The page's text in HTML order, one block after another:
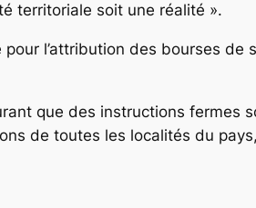
territoriale soit une réalité ».
l’attribution des bourses
que des instructions fermes
de toutes les localités du